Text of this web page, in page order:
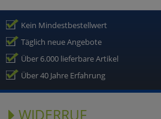
Kein Mindestbestellwert
Täglich neue Angebote
Über 6.000 lieferbare Artikel
Über 40 Jahre Erfahrung
WIDERRUF